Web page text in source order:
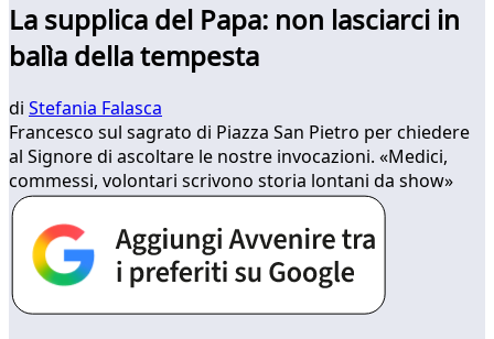
La supplica del Papa: non lasciarci in
balìa della tempesta
di Stefania Falasca
Francesco sul sagrato di Piazza San Pietro per chiedere
al Signore di ascoltare le nostre invocazioni. «Medici,
commessi, volontari scrivono storia lontani da show»